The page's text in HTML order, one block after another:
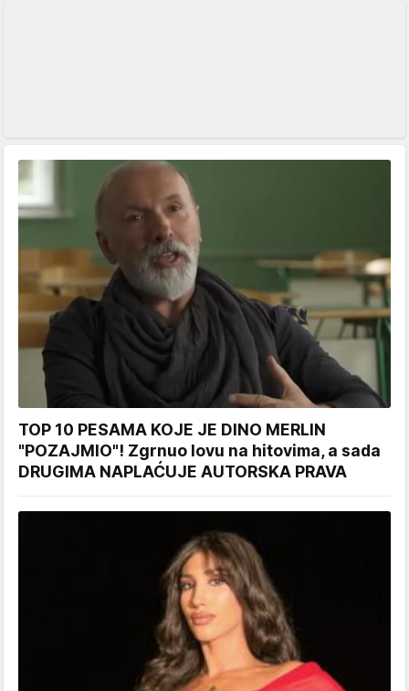
TOP 10 PESAMA KOJE JE DINO MERLIN
"POZAJMIO"! Zgrnuo lovu na hitovima, a sada
DRUGIMA NAPLAĆUJE AUTORSKA PRAVA